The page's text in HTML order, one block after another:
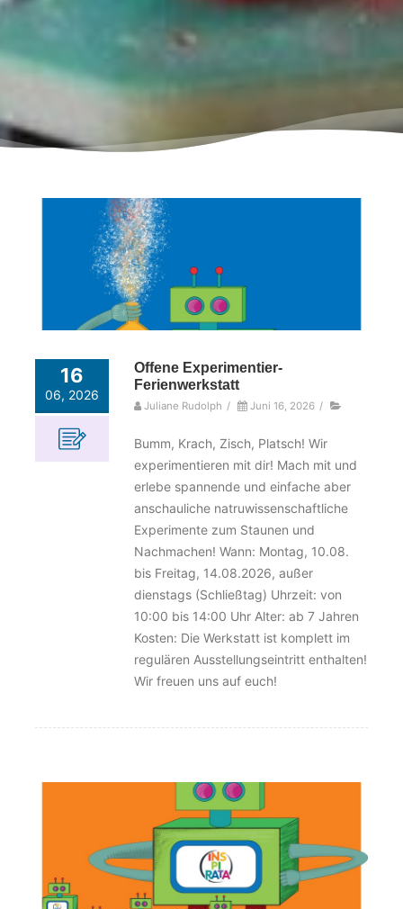
16
06, 2026
Offene Experimentier-
Ferienwerkstatt
Juliane Rudolph / Juni 16, 2026 /
Bumm, Krach, Zisch, Platsch! Wir
experimentieren mit dir! Mach mit und
erlebe spannende und einfache aber
anschauliche natruwissenschaftliche
Experimente zum Staunen und
Nachmachen! Wann: Montag, 10.08.
bis Freitag, 14.08.2026, außer
dienstags (Schließtag) Uhrzeit: von
10:00 bis 14:00 Uhr Alter: ab 7 Jahren
Kosten: Die Werkstatt ist komplett im
regulären Ausstellungseintritt enthalten!
Wir freuen uns auf euch!